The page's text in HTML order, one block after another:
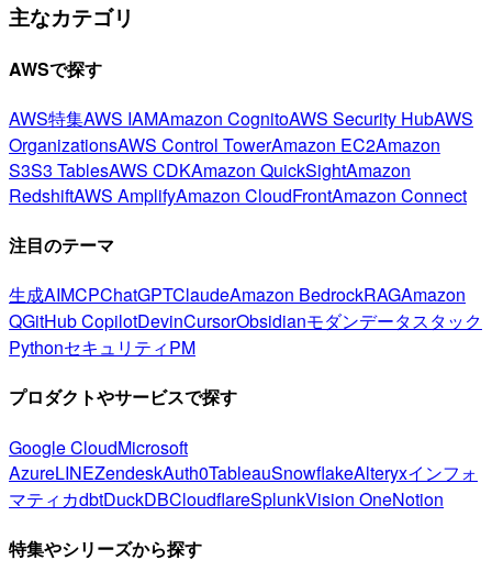
主なカテゴリ
AWSで探す
AWS特集AWS IAMAmazon CognitoAWS Security HubAWS
OrganizationsAWS Control TowerAmazon EC2Amazon
S3S3 TablesAWS CDKAmazon QuickSightAmazon
RedshiftAWS AmplifyAmazon CloudFrontAmazon Connect
注目のテーマ
生成AIMCPChatGPTClaudeAmazon BedrockRAGAmazon
QGitHub CopilotDevinCursorObsidianモダンデータスタック
PythonセキュリティPM
プロダクトやサービスで探す
Google CloudMicrosoft
AzureLINEZendeskAuth0TableauSnowflakeAlteryxインフォ
マティカdbtDuckDBCloudflareSplunkVision OneNotion
特集やシリーズから探す